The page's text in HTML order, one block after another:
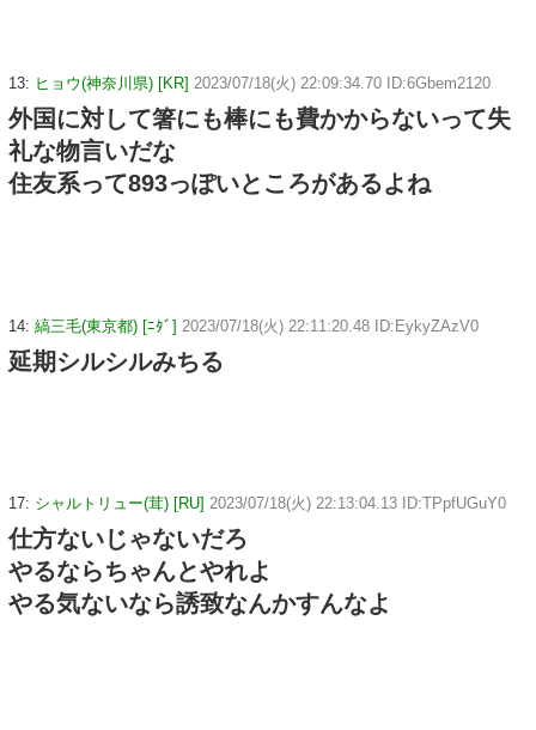
13: ヒョウ(神奈川県) [KR] 2023/07/18(火) 22:09:34.70 ID:6Gbem2120
外国に対して箸にも棒にも費かからないって失
礼な物言いだな
住友系って893っぽいところがあるよね
14: 縞三毛(東京都) [ﾆﾀﾞ] 2023/07/18(火) 22:11:20.48 ID:EykyZAzV0
延期シルシルみちる
17: シャルトリュー(茸) [RU] 2023/07/18(火) 22:13:04.13 ID:TPpfUGuY0
仕方ないじゃないだろ
やるならちゃんとやれよ
やる気ないなら誘致なんかすんなよ